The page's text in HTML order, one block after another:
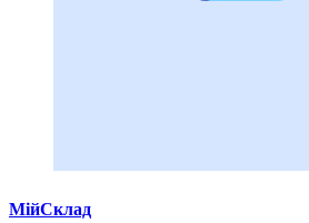
МійСклад